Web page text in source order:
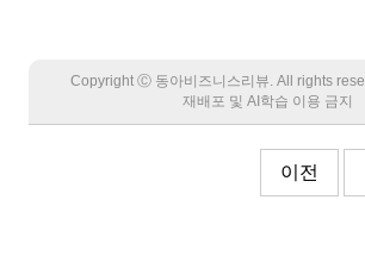
Copyright Ⓒ 동아비즈니스리뷰. All rights
재배포 및 AI학습 이용 금지
이전